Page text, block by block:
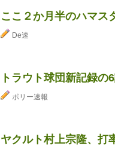
ここ２か月半のハマ
De速
トラウト球団新記録
ポリー速報
ヤクルト村上宗隆、打